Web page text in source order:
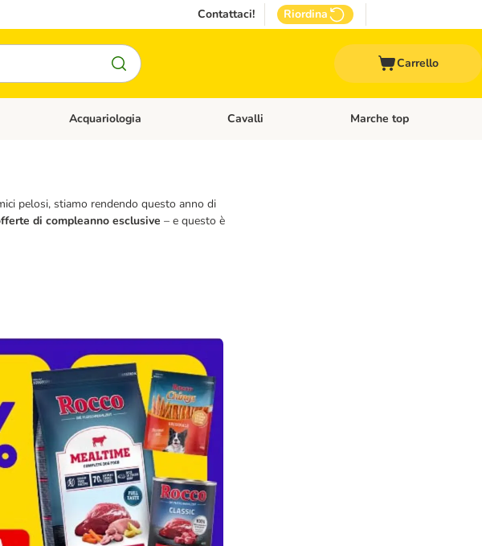
Contattaci! Riordina
Carrello
Apri Menù Categoria: Roditori & Uccelli
Acquariologia Apri Menù Categoria: Acquariologia
Cavalli Apri Menù Categoria: Cavalli
Marche top
pelosi, stiamo rendendo questo anno di
di compleanno esclusive – e questo è